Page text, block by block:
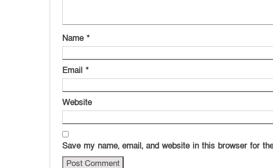
Name *
Email *
Website
Save my name, email, and website in this browser for